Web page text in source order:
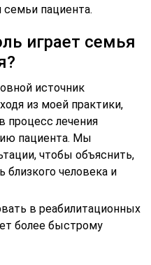
пациента.
играет семья
источник
из моей практики,
процесс лечения
пациента. Мы
чтобы объяснить,
близкого человека и
в реабилитационных
более быстрому